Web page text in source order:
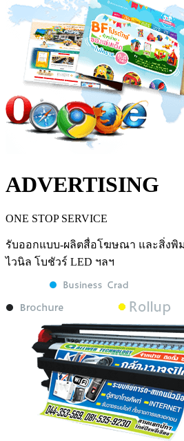
ADVERTISING
ONE STOP SERVICE
รับออกแบบ-ผลิตสื่อโฆษณา และสิ่ง
ไวนิล โบชัวร์ LED ฯลฯ